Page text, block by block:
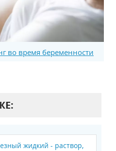
во время беременности
жидкий - раствор,